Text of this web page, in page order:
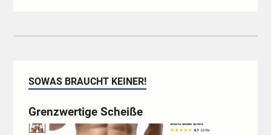
SOWAS BRAUCHT KEINER!
Grenzwertige Scheiße